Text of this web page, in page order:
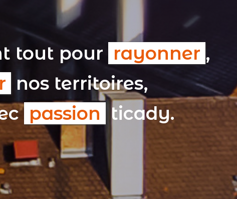
tout pour rayonner ,
nos territoires,
passion ticady.